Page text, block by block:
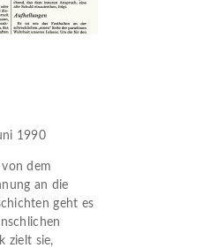
1990
dem
an die
geht es
zielt sie,